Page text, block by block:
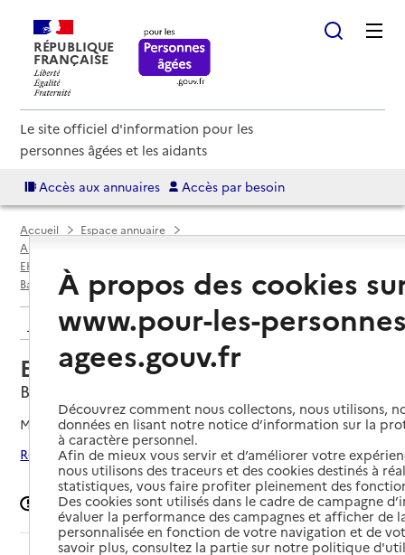
RÉPUBLIQUE
FRANÇAISE
Le site officiel d'information pour les
personnes âgées et les aidants
Accès aux annuaires Accès par besoin
Accueil
Espace annuaire
Annuaire EHPAD et maisons de retraite
EHPAD par département
Bavilliers
EHPAD Le Chenois Bavillers
Retour aux résultats de l'annuaire
EHPAD Le Chenois Bavillers
Bavilliers, TERRITOIRE DE BELFORT
Mis à jour le27/05/2026
Rechercher les établissements autour de Bavilliers
Signaler une erreur
À propos des cookies
www.pour-les-
agees.gouv.fr
Découvrez comment nous collectons, nous utilisons,
données en lisant notre notice d’information sur la
à caractère personnel.
Afin de mieux vous servir et d’améliorer votre
nous utilisons des traceurs et des cookies destinés à
statistiques, vous faire profiter pleinement des
Des cookies sont utilisés dans le cadre de campagne
évaluer la performance des campagnes et afficher de
personnalisée en fonction de votre navigation et de
savoir plus, consultez la partie sur notre politique